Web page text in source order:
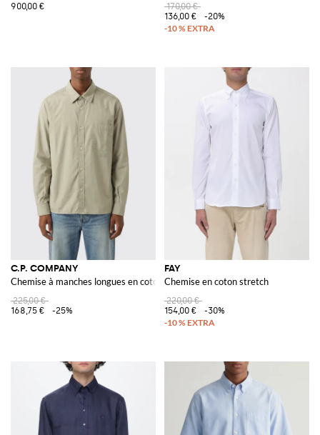
900,00 €
170,00 €
136,00 €
-20%
C.P. COMPANY
Chemise à manches longues en coton avec poche plaquée
225,00 €
168,75 €
-25%
FAY
Chemise en coton stretch
220,00 €
154,00 €
-30%